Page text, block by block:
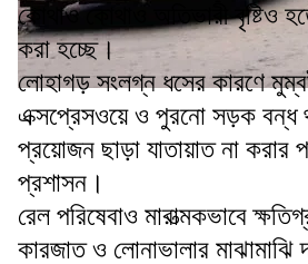
কোথাও কোথাও অতিভারী বৃষ্টিও
করা হচ্ছে।
লোহাগড় সংলগ্ন ধসের কারণে
এক্সপ্রেসওয়ে ও পুরনো সড়ক বন্ধ
প্রয়োজন ছাড়া যাতায়াত না করার
প্রশাসন।
রেল পরিষেবাও মারাত্মকভাবে
কারজাত ও লোনাভালার মাঝামাঝি